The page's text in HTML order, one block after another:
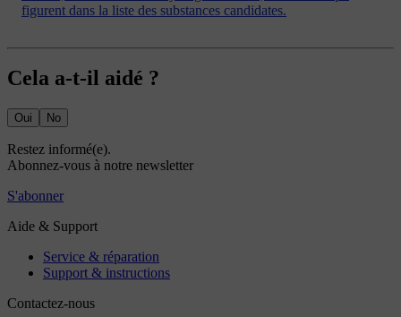
figurent dans la liste des substances candidates.
Cela a-t-il aidé ?
Oui No